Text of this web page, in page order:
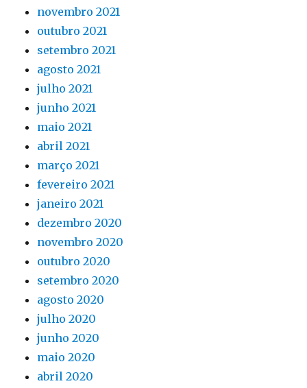
novembro 2021
outubro 2021
setembro 2021
agosto 2021
julho 2021
junho 2021
maio 2021
abril 2021
março 2021
fevereiro 2021
janeiro 2021
dezembro 2020
novembro 2020
outubro 2020
setembro 2020
agosto 2020
julho 2020
junho 2020
maio 2020
abril 2020